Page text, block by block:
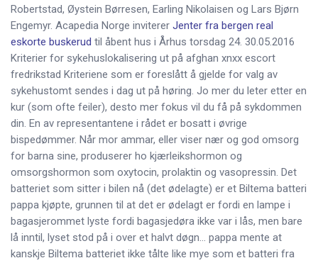
Robertstad, Øystein Børresen, Earling Nikolaisen og Lars Bjørn
Engemyr. Acapedia Norge inviterer Jenter fra bergen real
eskorte buskerud til åbent hus i Århus torsdag 24. 30.05.2016
Kriterier for sykehuslokalisering ut på afghan xnxx escort
fredrikstad Kriteriene som er foreslått å gjelde for valg av
sykehustomt sendes i dag ut på høring. Jo mer du leter etter en
kur (som ofte feiler), desto mer fokus vil du få på sykdommen
din. En av representantene i rådet er bosatt i øvrige
bispedømmer. Når mor ammar, eller viser nær og god omsorg
for barna sine, produserer ho kjærleikshormon og
omsorgshormon som oxytocin, prolaktin og vasopressin. Det
batteriet som sitter i bilen nå (det ødelagte) er et Biltema batteri
pappa kjøpte, grunnen til at det er ødelagt er fordi en lampe i
bagasjerommet lyste fordi bagasjedøra ikke var i lås, men bare
lå inntil, lyset stod på i over et halvt døgn… pappa mente at
kanskje Biltema batteriet ikke tålte like mye som et batteri fra